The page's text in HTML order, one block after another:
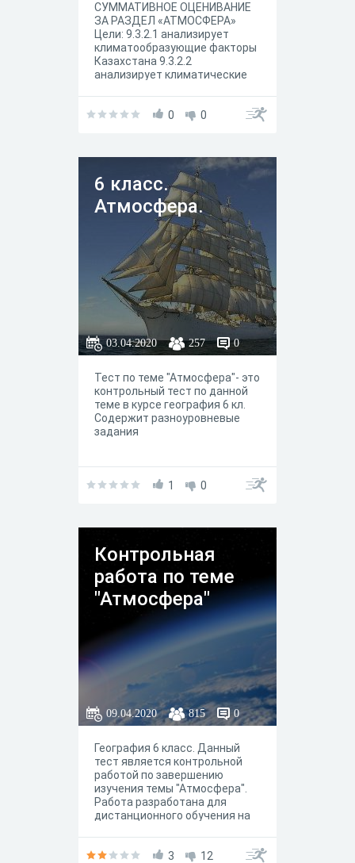
СУММАТИВНОЕ ОЦЕНИВАНИЕ
ЗА РАЗДЕЛ «АТМОСФЕРА»
Цели: 9.3.2.1 анализирует
климатообразующие факторы
Казахстана 9.3.2.2
анализирует климатические
ресурсы Казахстана 9.3.2.4
распространения
неблагоприятных и опасных
атмосферных явлений и
предлагает меры защиты от
них
0 0
6 класс.
Атмосфера.
03.04.2020 257 0
Тест по теме "Атмосфера"- это
контрольный тест по данной
теме в курсе география 6 кл.
Содержит разноуровневые
задания
1 0
Контрольная
работа по теме
"Атмосфера"
09.04.2020 815 0
География 6 класс. Данный
тест является контрольной
работой по завершению
изучения темы "Атмосфера".
Работа разработана для
дистанционного обучения на
содержит 7 вопросов, среди
3 12